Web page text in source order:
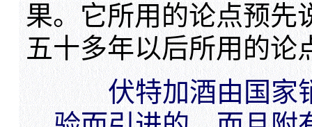
果。它所用的论点预先
五十多年以后所用的论
伏特加酒由国家